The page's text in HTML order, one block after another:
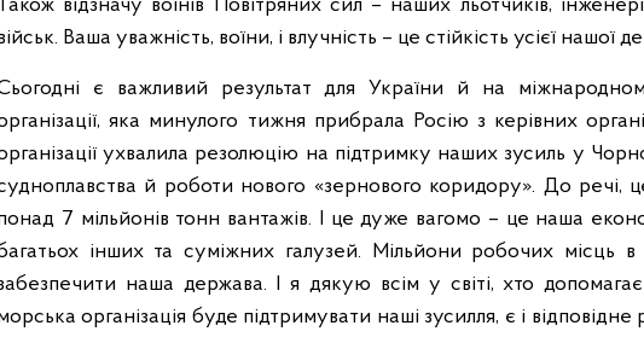
відзначу воїнів Повітряних сил – наших льотчиків,
Ваша уважність, воїни, і влучність – це стійкість усієї нашої
є важливий результат для України й на
яка минулого тижня прибрала Росію з керівних
ухвалила резолюцію на підтримку наших зусиль у
й роботи нового «зернового коридору». До речі,
7 мільйонів тонн вантажів. І це дуже вагомо – це наша
інших та суміжних галузей. Мільйони робочих місць в
наша держава. І я дякую всім у світі, хто
організація буде підтримувати наші зусилля, є і